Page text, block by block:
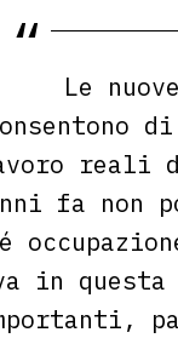
Le
reali
fa non
in